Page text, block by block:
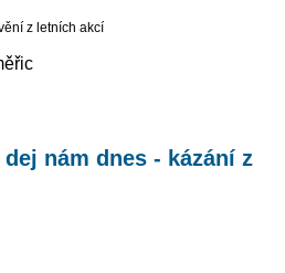
letních akcí
nám dnes - kázání z